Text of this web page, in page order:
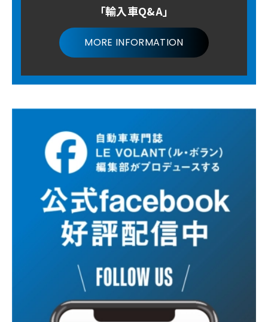
「輸入車Q&A」
MORE INFORMATION